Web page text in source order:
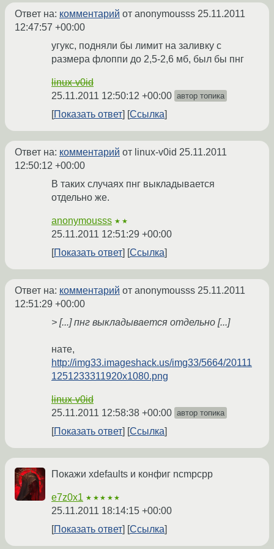
Ответ на: комментарий от anonymousss 25.11.2011
12:47:57 +00:00
угукс, подняли бы лимит на заливку с
размера флоппи до 2,5-2,6 мб, был бы пнг
linux-v0id
25.11.2011 12:50:12 +00:00 автор топика
Показать ответ Ссылка
Ответ на: комментарий от linux-v0id 25.11.2011
12:50:12 +00:00
В таких случаях пнг выкладывается
отдельно же.
anonymousss ★★
25.11.2011 12:51:29 +00:00
Показать ответ
Ссылка
Ответ на: комментарий от anonymousss 25.11.2011
12:51:29 +00:00
> [...] пнг выкладывается отдельно [...]
нате,
http://img33.imageshack.us/img33/5664/20111
1251233311920x1080.png
linux-v0id
25.11.2011 12:58:38 +00:00 автор топика
Показать ответ Ссылка
Покажи xdefaults и конфиг ncmpcpp
e7z0x1 ★★★★★
25.11.2011 18:14:15 +00:00
Показать ответ
Ссылка